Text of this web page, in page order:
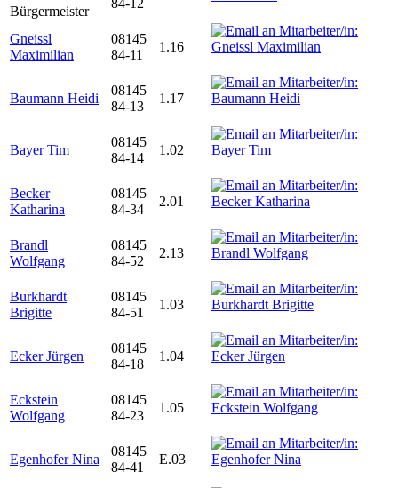
Bürgermeister
84-12
Gneissl
Maximilian
08145
84-11
1.16
Baumann Heidi
08145
84-13
1.17
Bayer Tim
08145
84-14
1.02
Becker
Katharina
08145
84-34
2.01
Brandl
Wolfgang
08145
84-52
2.13
Burkhardt
Brigitte
08145
84-51
1.03
Ecker Jürgen
08145
84-18
1.04
Eckstein
Wolfgang
08145
84-23
1.05
Egenhofer Nina
08145
84-41
E.03